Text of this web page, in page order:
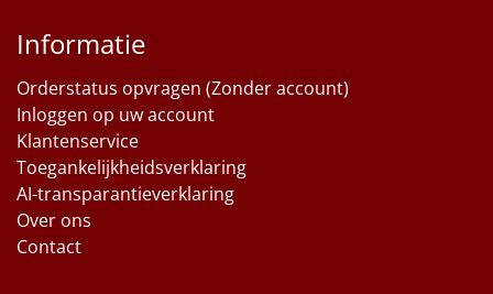
Informatie
Orderstatus opvragen (Zonder account)
Inloggen op uw account
Klantenservice
Toegankelijkheidsverklaring
AI-transparantieverklaring
Over ons
Contact